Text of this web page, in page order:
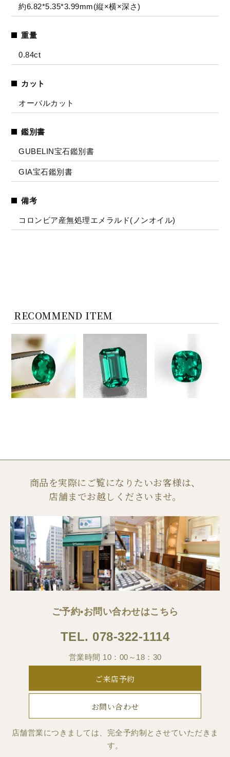
約6.82*5.35*3.99mm(縦×横×深さ)
重量
0.84ct
カット
オーバルカット
鑑別書
GUBELIN宝石鑑別書
GIA宝石鑑別書
備考
コロンビア産無処理エメラルド(ノンオイル)
RECOMMEND ITEM
商品を実際にご覧になりたいお客様は、
店舗までお越しくださいませ。
ご予約•お問い合わせはこちら
TEL. 078-322-1114
営業時間 10：00～18：30
ご来店予約
お問い合わせ
店舗営業につきましては、完全予約制とさせていただきま
す。